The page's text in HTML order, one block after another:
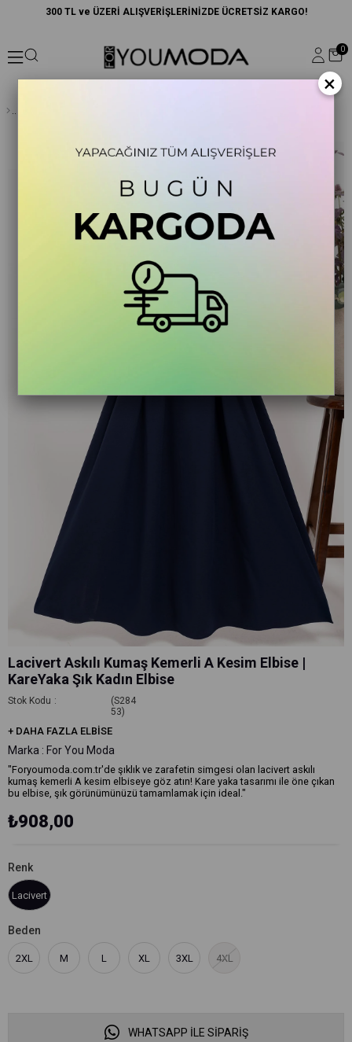
300 TL ve ÜZERİ ALIŞVERİŞLERİNİZDE ÜCRETSİZ KARGO!
0
Lacivert Askılı Kumaş Kemerli A Kesim Elbise |
KareYaka Şık Kadın Elbise
Stok Kodu
(S284
53)
+ DAHA FAZLA ELBISE
Marka : For You Moda
"Foryoumoda.com.tr'de şıklık ve zarafetin simgesi olan lacivert askılı
kumaş kemerli A kesim elbiseye göz atın! Kare yaka tasarımı ile öne çıkan
bu elbise, şık görünümünüzü tamamlamak için ideal."
₺908,00
Renk
Lacivert
Beden
2XL M L XL 3XL 4XL
WHATSAPP İLE SİPARİŞ
×